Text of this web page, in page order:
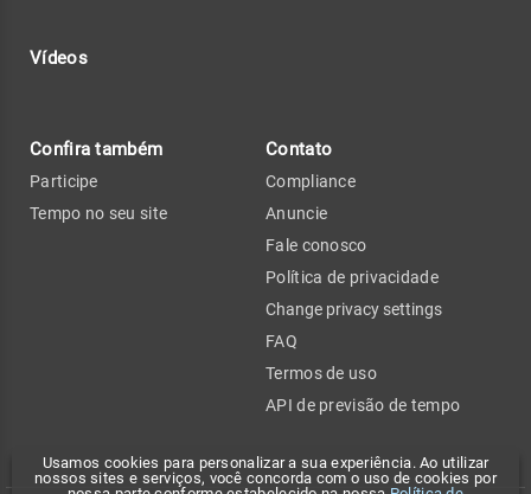
Usamos cookies para personalizar a sua experiência. Ao utilizar
nossos sites e serviços, você concorda com o uso de cookies por
Vídeos
Confira também
Participe
Tempo no seu site
Contato
Compliance
Anuncie
Fale conosco
Política de privacidade
Change privacy settings
FAQ
Termos de uso
API de previsão de tempo